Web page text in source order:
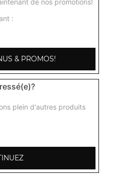
:
& PROMOS!
plein d'autres produits